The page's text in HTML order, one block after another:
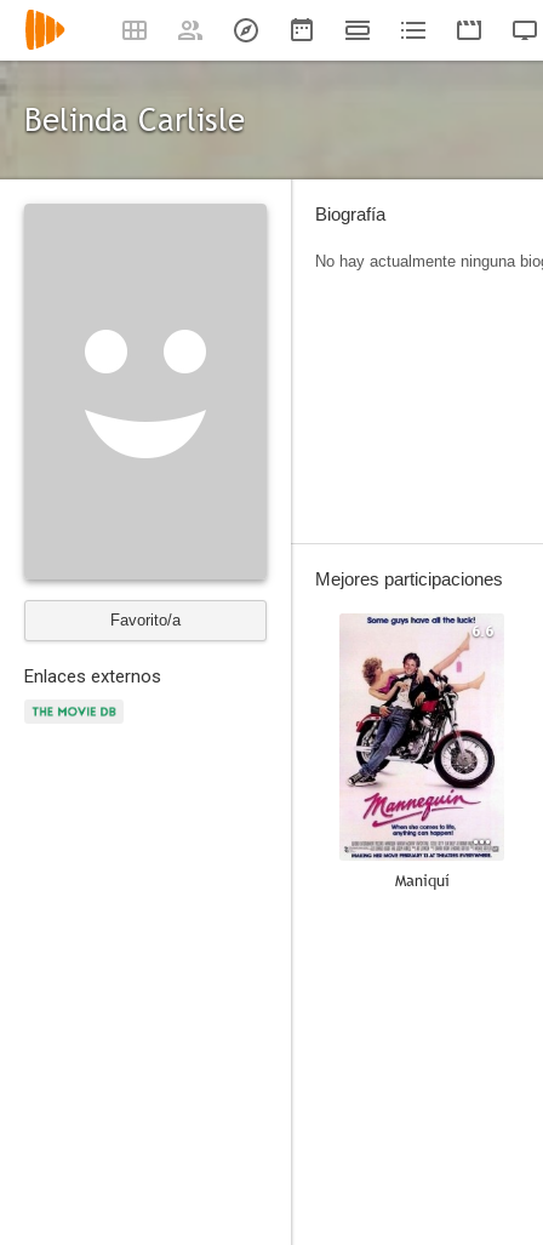
Belinda Carlisle
Favorito/a
Enlaces externos
Biografía
No hay actualmente ninguna
Mejores participaciones
6.6
Maniquí